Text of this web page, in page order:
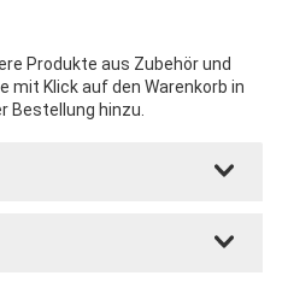
Produkte aus Zubehör und
mit Klick auf den Warenkorb in
Bestellung hinzu.